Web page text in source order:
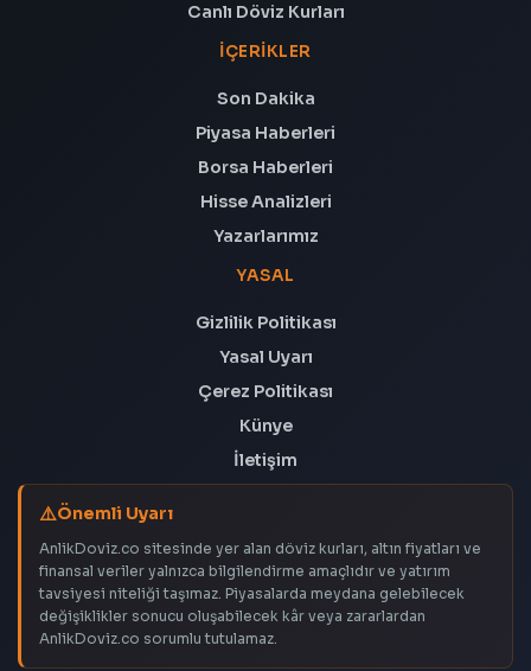
Canlı Döviz Kurları
İÇERIKLER
Son Dakika
Piyasa Haberleri
Borsa Haberleri
Hisse Analizleri
Yazarlarımız
YASAL
Gizlilik Politikası
Yasal Uyarı
Çerez Politikası
Künye
İletişim
Önemli Uyarı
AnlikDoviz.co sitesinde yer alan döviz kurları, altın fiyatları ve
finansal veriler yalnızca bilgilendirme amaçlıdır ve yatırım
tavsiyesi niteliği taşımaz. Piyasalarda meydana gelebilecek
değişiklikler sonucu oluşabilecek kâr veya zararlardan
AnlikDoviz.co sorumlu tutulamaz.